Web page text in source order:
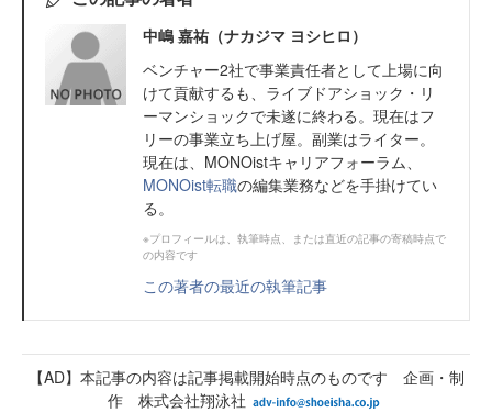
中嶋 嘉祐（ナカジマ ヨシヒロ）
ベンチャー2社で事業責任者として上場に向
けて貢献するも、ライブドアショック・リ
ーマンショックで未遂に終わる。現在はフ
リーの事業立ち上げ屋。副業はライター。
現在は、MONOistキャリアフォーラム、
MONOist転職の編集業務などを手掛けてい
る。
※プロフィールは、執筆時点、または直近の記事の寄稿時点で
の内容です
この著者の最近の執筆記事
【AD】本記事の内容は記事掲載開始時点のものです 企画・制
作 株式会社翔泳社